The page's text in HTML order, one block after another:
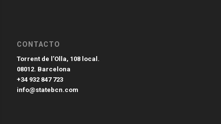
CONTACTO
Torrent de l’Olla, 108 local.
08012. Barcelona
+34 932 847 723
info@statebcn.com